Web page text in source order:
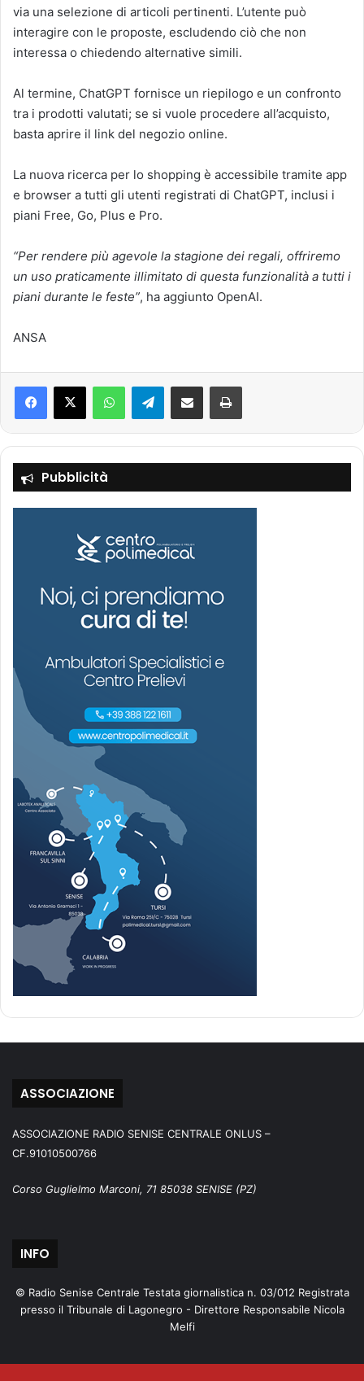
via una selezione di articoli pertinenti. L’utente può
interagire con le proposte, escludendo ciò che non
interessa o chiedendo alternative simili.
Al termine, ChatGPT fornisce un riepilogo e un confronto
tra i prodotti valutati; se si vuole procedere all’acquisto,
basta aprire il link del negozio online.
La nuova ricerca per lo shopping è accessibile tramite app
e browser a tutti gli utenti registrati di ChatGPT, inclusi i
piani Free, Go, Plus e Pro.
“Per rendere più agevole la stagione dei regali, offriremo
un uso praticamente illimitato di questa funzionalità a tutti i
piani durante le feste”, ha aggiunto OpenAI.
ANSA
Telegram
Pubblicità
ASSOCIAZIONE
ASSOCIAZIONE RADIO SENISE CENTRALE ONLUS –
CF.91010500766
Corso Guglielmo Marconi, 71 85038 SENISE (PZ)
INFO
© Radio Senise Centrale Testata giornalistica n. 03/012 Registrata
presso il Tribunale di Lagonegro - Direttore Responsabile Nicola
Melfi